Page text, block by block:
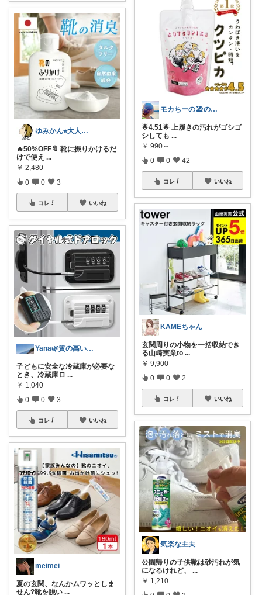
ゆみかん⭐︎大人の暮らし研究室
🔥50%OFF🔖 靴に振りかけるだ
けで使え ...
￥ 2,480
0 0 3
コレ いいね
Yana🌿質の高い暮らしのROOM
子どもに安全な冷蔵庫が必要な
とき、冷蔵庫ロ ...
￥ 1,040
0 0 3
コレ いいね
meimei
夏の玄関、なんかムワッとしま
せん?靴を脱い ...
モカちーの🏖️のんびりライフ🐈✨
🌟4.51🌟 上履きの汚れがゴシゴ
シしても ...
￥ 990～
0 0 42
コレ いいね
KAMEちゃん
玄関周りの小物を一括収納でき
る山崎実業to ...
￥ 9,900
0 0 2
コレ いいね
気楽な主夫
公園帰りの子供靴は砂汚れが気
になるけれど、
...
￥ 1,210